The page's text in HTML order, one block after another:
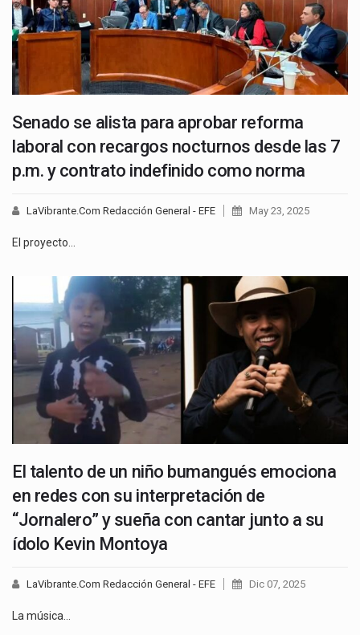
Senado se alista para aprobar reforma
laboral con recargos nocturnos desde las 7
p.m. y contrato indefinido como norma
LaVibrante.Com Redacción General - EFE May 23, 2025
El proyecto…
El talento de un niño bumangués emociona
en redes con su interpretación de
“Jornalero” y sueña con cantar junto a su
ídolo Kevin Montoya
LaVibrante.Com Redacción General - EFE Dic 07, 2025
La música…